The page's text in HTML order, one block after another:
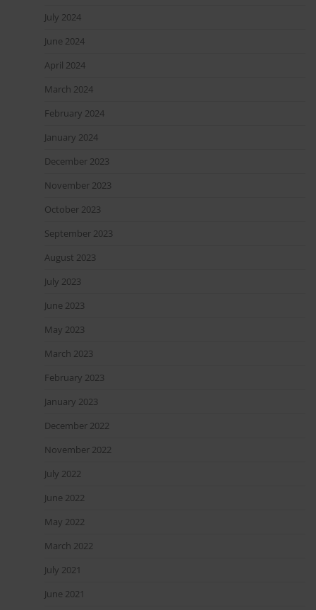
July 2024
June 2024
April 2024
March 2024
February 2024
January 2024
December 2023
November 2023
October 2023
September 2023
August 2023
July 2023
June 2023
May 2023
March 2023
February 2023
January 2023
December 2022
November 2022
July 2022
June 2022
May 2022
March 2022
July 2021
June 2021